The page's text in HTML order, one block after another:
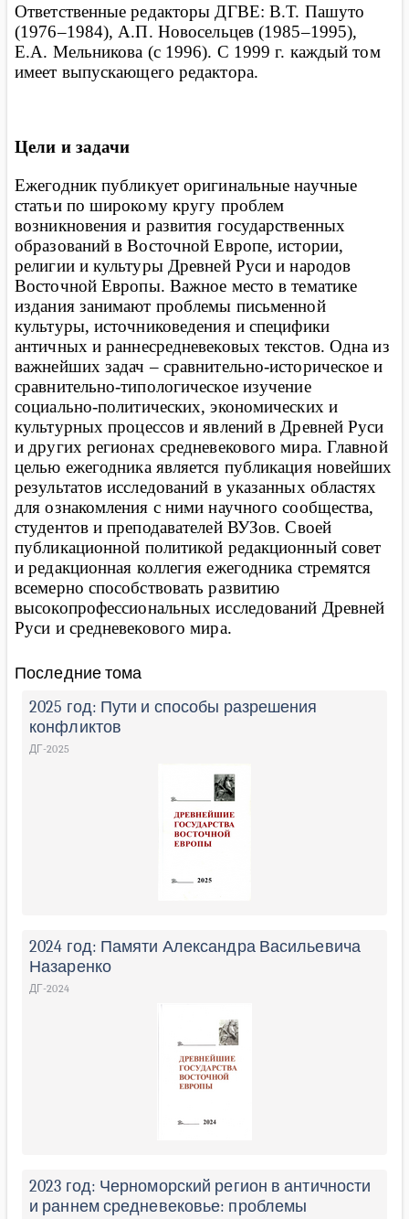
Ответственные редакторы ДГВЕ: В.Т. Пашуто
(1976–1984), А.П. Новосельцев (1985–1995),
Е.А. Мельникова (с 1996). С 1999 г. каждый том
имеет выпускающего редактора.
Цели и задачи
Ежегодник публикует оригинальные научные
статьи по широкому кругу проблем
возникновения и развития государственных
образований в Восточной Европе, истории,
религии и культуры Древней Руси и народов
Восточной Европы. Важное место в тематике
издания занимают проблемы письменной
культуры, источниковедения и специфики
античных и раннесредневековых текстов. Одна из
важнейших задач – сравнительно-историческое и
сравнительно-типологическое изучение
социально-политических, экономических и
культурных процессов и явлений в Древней Руси
и других регионах средневекового мира. Главной
целью ежегодника является публикация новейших
результатов исследований в указанных областях
для ознакомления с ними научного сообщества,
студентов и преподавателей ВУЗов. Своей
публикационной политикой редакционный совет
и редакционная коллегия ежегодника стремятся
всемерно способствовать развитию
высокопрофессиональных исследований Древней
Руси и средневекового мира.
Последние тома
2025 год: Пути и способы разрешения
конфликтов
ДГ-2025
2024 год: Памяти Александра Васильевича
Назаренко
ДГ-2024
2023 год: Черноморский регион в античности
и раннем средневековье: проблемы